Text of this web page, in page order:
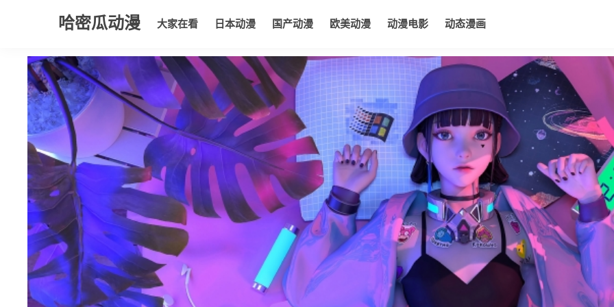
哈密瓜动漫 大家在看 日本动漫 国产动漫 欧美动漫 动漫电影 动态漫画
大家在看 日本动漫 国产动漫 欧美动漫 动漫电影 动态漫画